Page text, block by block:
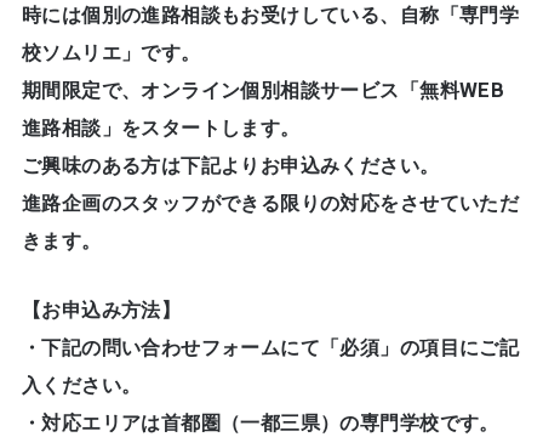
時には個別の進路相談もお受けしている、自称「専門学
校ソムリエ」です。
期間限定で、オンライン個別相談サービス「無料WEB
進路相談」をスタートします。
ご興味のある方は下記よりお申込みください。
進路企画のスタッフができる限りの対応をさせていただ
きます。
【お申込み方法】
・下記の問い合わせフォームにて「必須」の項目にご記
入ください。
・対応エリアは首都圏（一都三県）の専門学校です。